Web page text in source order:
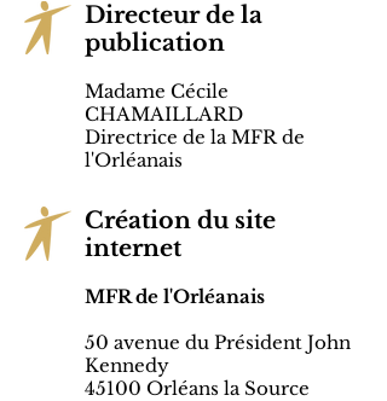
Directeur de la
publication
Madame Cécile
CHAMAILLARD
Directrice de la MFR de
l'Orléanais
Création du site
internet
MFR de l'Orléanais
50 avenue du Président John
Kennedy
45100 Orléans la Source